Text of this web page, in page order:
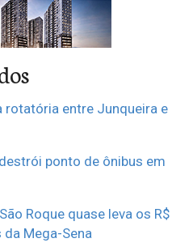
rotatória entre Junqueira e
ponto de ônibus em
Roque quase leva os R$
Mega-Sena